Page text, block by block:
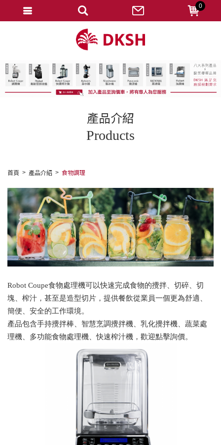
產品介紹
Products
首頁 產品介紹 食物調理
Robot Coupe食物處理機可以快速完成食物的攪拌、切碎、切
塊、榨汁，甚至是造型切片，提供餐飲從業員一個更為舒適、
簡便、安全的工作環境。
產品包含手持攪拌棒、智慧烹調攪拌機、乳化攪拌機、蔬菜處
理機、多功能食物處理機、快速榨汁機，歡迎點擊詢價。
0
忘記密碼
變更密碼
會員登出